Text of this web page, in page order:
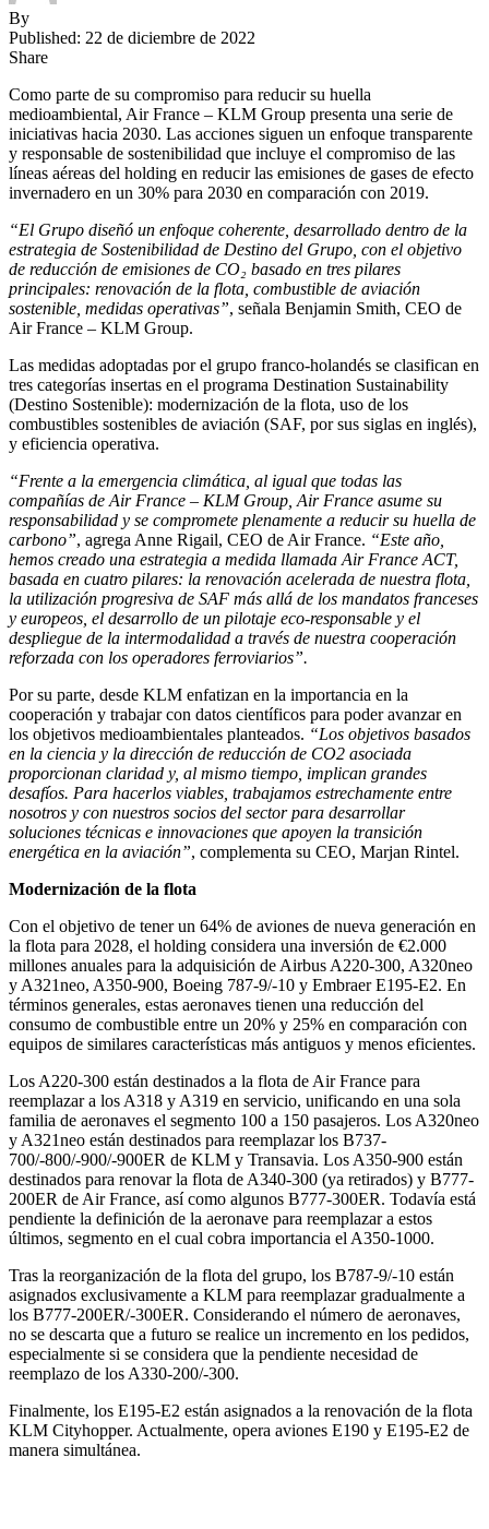
By
Published: 22 de diciembre de 2022
Share
Como parte de su compromiso para reducir su huella
medioambiental, Air France – KLM Group presenta una serie de
iniciativas hacia 2030. Las acciones siguen un enfoque transparente
y responsable de sostenibilidad que incluye el compromiso de las
líneas aéreas del holding en reducir las emisiones de gases de efecto
invernadero en un 30% para 2030 en comparación con 2019.
“El Grupo diseñó un enfoque coherente, desarrollado dentro de la
estrategia de Sostenibilidad de Destino del Grupo, con el objetivo
de reducción de emisiones de CO₂ basado en tres pilares
principales: renovación de la flota, combustible de aviación
sostenible, medidas operativas”, señala Benjamin Smith, CEO de
Air France – KLM Group.
Las medidas adoptadas por el grupo franco-holandés se clasifican en
tres categorías insertas en el programa Destination Sustainability
(Destino Sostenible): modernización de la flota, uso de los
combustibles sostenibles de aviación (SAF, por sus siglas en inglés),
y eficiencia operativa.
“Frente a la emergencia climática, al igual que todas las
compañías de Air France – KLM Group, Air France asume su
responsabilidad y se compromete plenamente a reducir su huella de
carbono”, agrega Anne Rigail, CEO de Air France. “Este año,
hemos creado una estrategia a medida llamada Air France ACT,
basada en cuatro pilares: la renovación acelerada de nuestra flota,
la utilización progresiva de SAF más allá de los mandatos franceses
y europeos, el desarrollo de un pilotaje eco-responsable y el
despliegue de la intermodalidad a través de nuestra cooperación
reforzada con los operadores ferroviarios”.
Por su parte, desde KLM enfatizan en la importancia en la
cooperación y trabajar con datos científicos para poder avanzar en
los objetivos medioambientales planteados. “Los objetivos basados
en la ciencia y la dirección de reducción de CO2 asociada
proporcionan claridad y, al mismo tiempo, implican grandes
desafíos. Para hacerlos viables, trabajamos estrechamente entre
nosotros y con nuestros socios del sector para desarrollar
soluciones técnicas e innovaciones que apoyen la transición
energética en la aviación”, complementa su CEO, Marjan Rintel.
Modernización de la flota
Con el objetivo de tener un 64% de aviones de nueva generación en
la flota para 2028, el holding considera una inversión de €2.000
millones anuales para la adquisición de Airbus A220-300, A320neo
y A321neo, A350-900, Boeing 787-9/-10 y Embraer E195-E2. En
términos generales, estas aeronaves tienen una reducción del
consumo de combustible entre un 20% y 25% en comparación con
equipos de similares características más antiguos y menos eficientes.
Los A220-300 están destinados a la flota de Air France para
reemplazar a los A318 y A319 en servicio, unificando en una sola
familia de aeronaves el segmento 100 a 150 pasajeros. Los A320neo
y A321neo están destinados para reemplazar los B737-
700/-800/-900/-900ER de KLM y Transavia. Los A350-900 están
destinados para renovar la flota de A340-300 (ya retirados) y B777-
200ER de Air France, así como algunos B777-300ER. Todavía está
pendiente la definición de la aeronave para reemplazar a estos
últimos, segmento en el cual cobra importancia el A350-1000.
Tras la reorganización de la flota del grupo, los B787-9/-10 están
asignados exclusivamente a KLM para reemplazar gradualmente a
los B777-200ER/-300ER. Considerando el número de aeronaves,
no se descarta que a futuro se realice un incremento en los pedidos,
especialmente si se considera que la pendiente necesidad de
reemplazo de los A330-200/-300.
Finalmente, los E195-E2 están asignados a la renovación de la flota
KLM Cityhopper. Actualmente, opera aviones E190 y E195-E2 de
manera simultánea.